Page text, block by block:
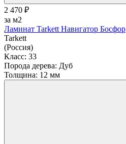
2 470 ₽
за м2
Ламинат Tarkett Навигатор Босфор
Tarkett
(Россия)
Класс: 33
Порода дерева: Дуб
Толщина: 12 мм